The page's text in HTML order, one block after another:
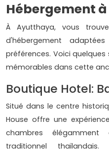
Hébergement
À Ayutthaya, vous
d'hébergement
préférences. Voici
mémorables dans cette
Boutique Hotel:
Situé dans le centre
House offre une
chambres
traditionnel